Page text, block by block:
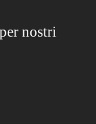
nostri